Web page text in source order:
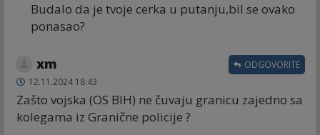
Budalo da je tvoje cerka u putanju,bil se ovako
ponasao?
xm
12.11.2024 18:43
Zašto vojska (OS BIH) ne čuvaju granicu zajedno sa
kolegama iz Granične policije ?
ODGOVORITE